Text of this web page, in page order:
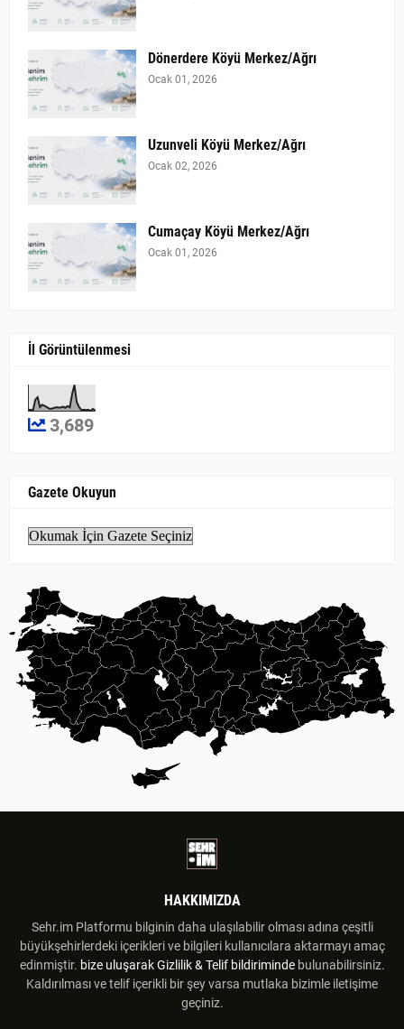
Dönerdere Köyü Merkez/Ağrı
Ocak 01, 2026
Uzunveli Köyü Merkez/Ağrı
Ocak 02, 2026
Cumaçay Köyü Merkez/Ağrı
Ocak 01, 2026
İl Görüntülenmesi
3,689
Gazete Okuyun
HAKKIMIZDA
Sehr.im Platformu bilginin daha ulaşılabilir olması adına çeşitli
büyükşehirlerdeki içerikleri ve bilgileri kullanıcılara aktarmayı amaç
edinmiştir. bize uluşarak Gizlilik & Telif bildiriminde bulunabilirsiniz.
Kaldırılması ve telif içerikli bir şey varsa mutlaka bizimle iletişime
geçiniz.